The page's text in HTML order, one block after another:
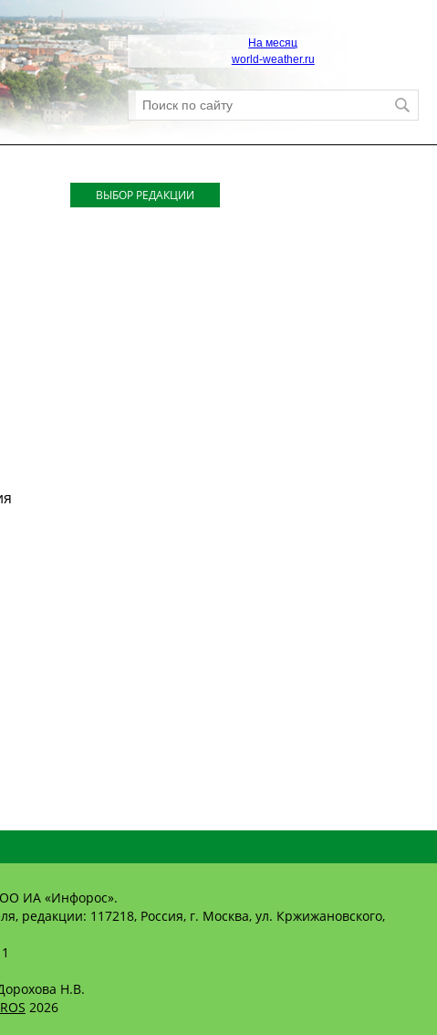
На месяц
world-weather.ru
ВЫБОР РЕДАКЦИИ
ИА «Инфорос».
редакции: 117218, Россия, г. Москва, ул. Кржижановского,
Н.В.
2026